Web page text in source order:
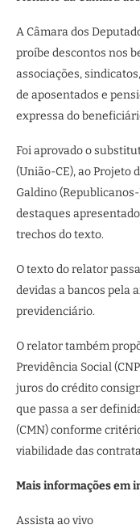
A Câmara dos
proíbe descontos nos
associações,
de aposentados e
expressa do
Foi aprovado o
(União-CE), ao Projeto
Galdino
destaques
trechos do texto.
O texto do relator
devidas a bancos pela
previdenciário.
O relator também
Previdência Social
juros do crédito
que passa a ser
(CMN) conforme
viabilidade das
Mais informações em
Assista ao vivo